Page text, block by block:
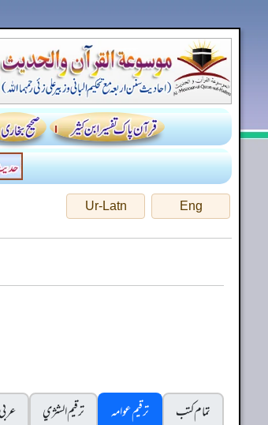
Eng
Ur-Latn
تمام کتب
ترقیم عوامہ ترقيم الشژي